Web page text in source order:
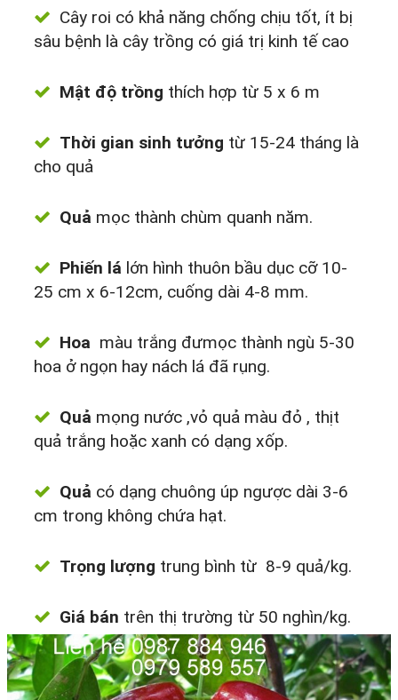
Cây roi có khả năng chống chịu tốt, ít bị
sâu bệnh là cây trồng có giá trị kinh tế cao
Mật độ trồng thích hợp từ 5 x 6 m
Thời gian sinh tưởng từ 15-24 tháng là
cho quả
Quả mọc thành chùm quanh năm.
Phiến lá lớn hình thuôn bầu dục cỡ 10-
25 cm x 6-12cm, cuống dài 4-8 mm.
Hoa màu trắng đưmọc thành ngù 5-30
hoa ở ngọn hay nách lá đã rụng.
Quả mọng nước ,vỏ quả màu đỏ , thịt
quả trắng hoặc xanh có dạng xốp.
Quả có dạng chuông úp ngược dài 3-6
cm trong không chứa hạt.
Trọng lượng trung bình từ 8-9 quả/kg.
Giá bán trên thị trường từ 50 nghìn/kg.